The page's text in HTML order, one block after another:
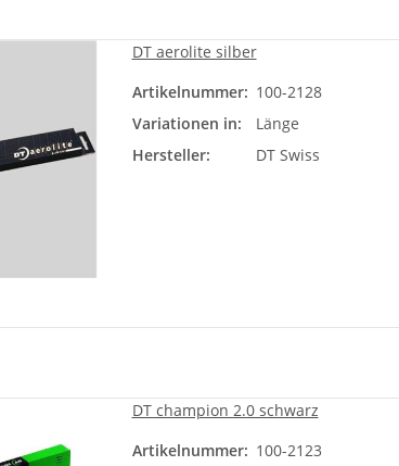
DT aerolite silber
Artikelnummer: 100-2128
Variationen in:
Länge
Hersteller:
DT Swiss
DT champion 2.0 schwarz
Artikelnummer: 100-2123